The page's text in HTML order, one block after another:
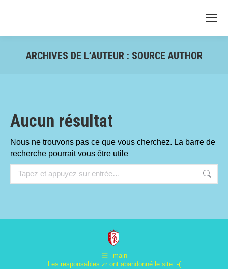
ARCHIVES DE L’AUTEUR : SOURCE AUTHOR
Aucun résultat
Nous ne trouvons pas ce que vous cherchez. La barre de
recherche pourrait vous être utile
Recherche
main
Les responsables zr ont abandonné le site :-(